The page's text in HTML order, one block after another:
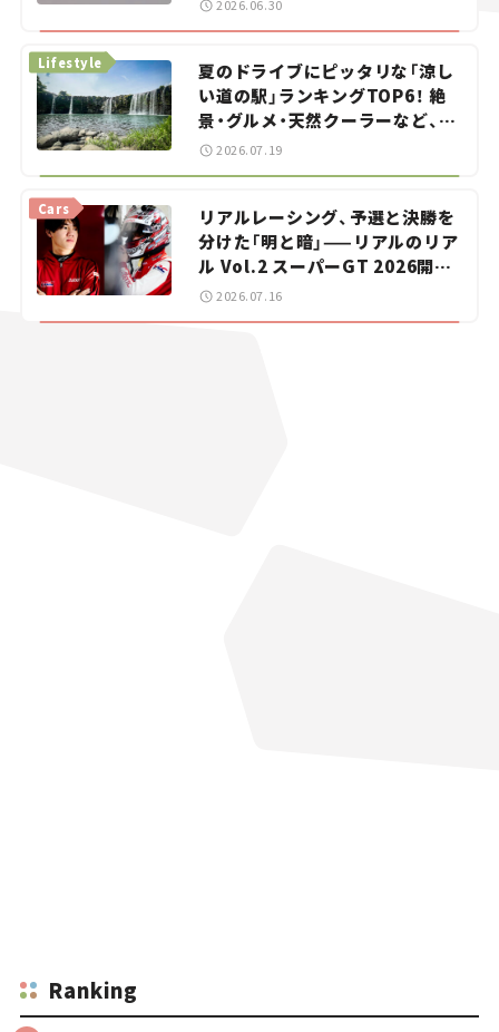
2026.06.30
夏のドライブにピッタリな「涼し
い道の駅」ランキングTOP6！ 絶
景・グルメ・天然クーラーなど、避
暑におすすめのスポットを紹介
Lifestyle
2026.07.19
リアルレーシング、予選と決勝を
分けた「明と暗」——リアルのリア
ル Vol.2 スーパーGT 2026開幕
戦 岡山国際サーキット
Cars
2026.07.16
Ranking